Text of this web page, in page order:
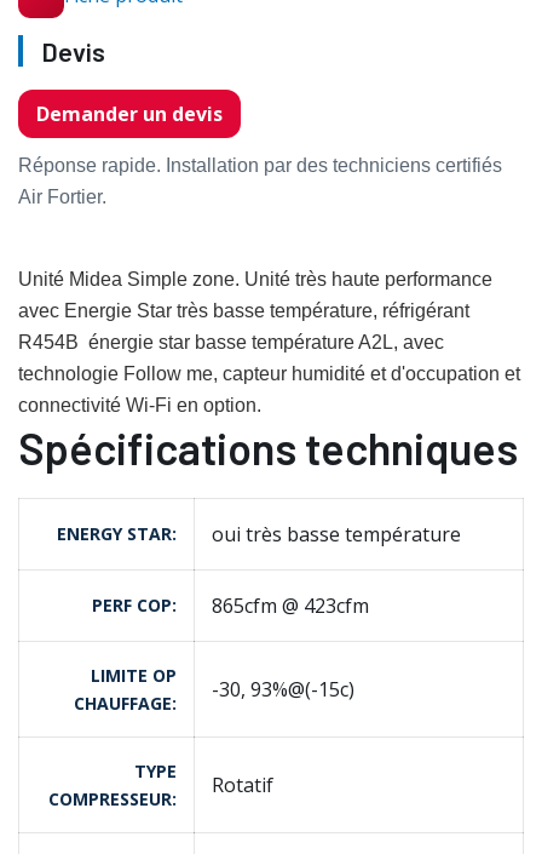
Devis
Demander un devis
Réponse rapide. Installation par des techniciens certifiés
Air Fortier.
Unité Midea Simple zone. Unité très haute performance
avec Energie Star très basse température, réfrigérant
R454B énergie star basse température A2L, avec
technologie Follow me, capteur humidité et d'occupation et
connectivité Wi-Fi en option.
Spécifications techniques
ENERGY STAR oui très basse température
PERF COP 865cfm @ 423cfm
LIMITE OP
CHAUFFAGE
-30, 93%@(-15c)
TYPE
COMPRESSEUR
Rotatif